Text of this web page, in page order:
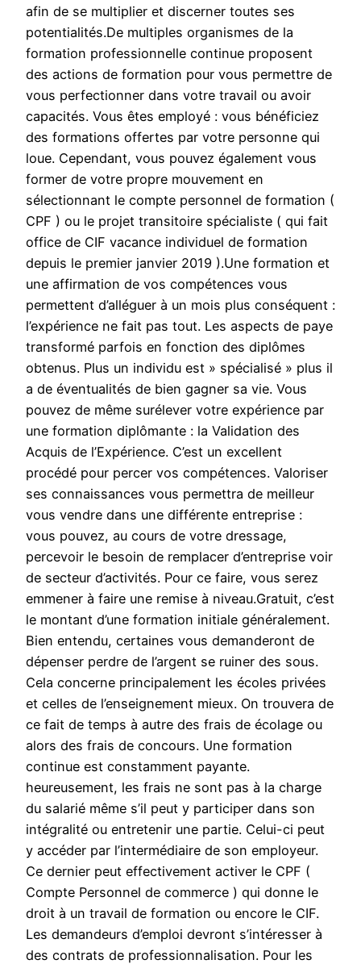
afin de se multiplier et discerner toutes ses
potentialités.De multiples organismes de la
formation professionnelle continue proposent
des actions de formation pour vous permettre de
vous perfectionner dans votre travail ou avoir
capacités. Vous êtes employé : vous bénéficiez
des formations offertes par votre personne qui
loue. Cependant, vous pouvez également vous
former de votre propre mouvement en
sélectionnant le compte personnel de formation (
CPF ) ou le projet transitoire spécialiste ( qui fait
office de CIF vacance individuel de formation
depuis le premier janvier 2019 ).Une formation et
une affirmation de vos compétences vous
permettent d’alléguer à un mois plus conséquent :
l’expérience ne fait pas tout. Les aspects de paye
transformé parfois en fonction des diplômes
obtenus. Plus un individu est » spécialisé » plus il
a de éventualités de bien gagner sa vie. Vous
pouvez de même surélever votre expérience par
une formation diplômante : la Validation des
Acquis de l’Expérience. C’est un excellent
procédé pour percer vos compétences. Valoriser
ses connaissances vous permettra de meilleur
vous vendre dans une différente entreprise :
vous pouvez, au cours de votre dressage,
percevoir le besoin de remplacer d’entreprise voir
de secteur d’activités. Pour ce faire, vous serez
emmener à faire une remise à niveau.Gratuit, c’est
le montant d’une formation initiale généralement.
Bien entendu, certaines vous demanderont de
dépenser perdre de l’argent se ruiner des sous.
Cela concerne principalement les écoles privées
et celles de l’enseignement mieux. On trouvera de
ce fait de temps à autre des frais de écolage ou
alors des frais de concours. Une formation
continue est constamment payante.
heureusement, les frais ne sont pas à la charge
du salarié même s’il peut y participer dans son
intégralité ou entretenir une partie. Celui-ci peut
y accéder par l’intermédiaire de son employeur.
Ce dernier peut effectivement activer le CPF (
Compte Personnel de commerce ) qui donne le
droit à un travail de formation ou encore le CIF.
Les demandeurs d’emploi devront s’intéresser à
des contrats de professionnalisation. Pour les